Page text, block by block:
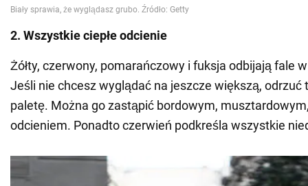
2. Wszystkie ciepłe odcienie
Żółty, czerwony, pomarańczowy i fuksja odbijają fale
Jeśli nie chcesz wyglądać na jeszcze większą, odrzuć
paletę. Można go zastąpić bordowym,
odcieniem. Ponadto czerwień podkreśla wszystkie